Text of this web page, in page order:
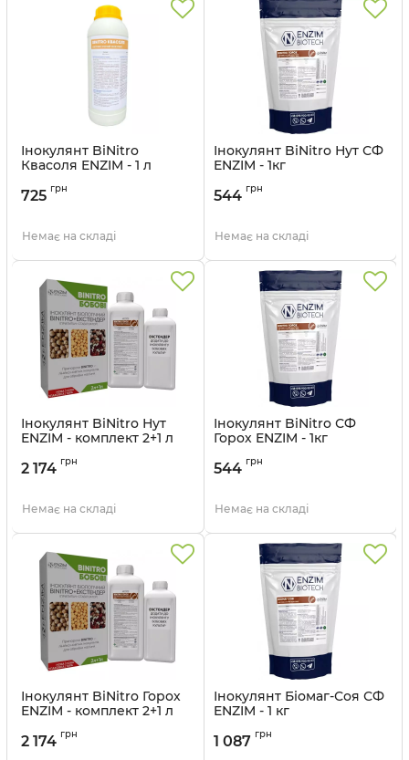
Інокулянт BiNitro
Квасоля ENZIM - 1 л
725 грн
Немає на складі
Інокулянт BiNitro Нут СФ
ENZIM - 1кг
544 грн
Немає на складі
Інокулянт BiNitro Нут
ENZIM - комплект 2+1 л
2 174 грн
Немає на складі
Інокулянт BiNitro СФ
Горох ENZIM - 1кг
544 грн
Немає на складі
Інокулянт BiNitro Горох
ENZIM - комплект 2+1 л
2 174 грн
Інокулянт Біомаг-Соя СФ
ENZIM - 1 кг
1 087 грн